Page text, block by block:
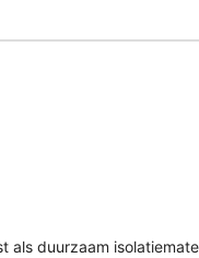
als duurzaam